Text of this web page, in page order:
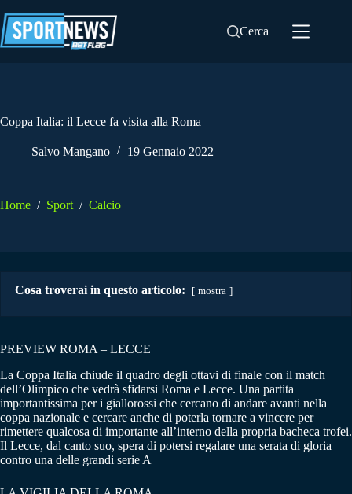
al
contenuto
Cerca
Coppa Italia: il Lecce fa visita alla Roma
Salvo Mangano 19 Gennaio 2022
Home / Sport / Calcio
Cosa troverai in questo articolo: mostra
PREVIEW ROMA – LECCE
La Coppa Italia chiude il quadro degli ottavi di finale con il match
dell’Olimpico che vedrà sfidarsi Roma e Lecce. Una partita
importantissima per i giallorossi che cercano di andare avanti nella
coppa nazionale e cercare anche di poterla tornare a vincere per
rimettere qualcosa di importante all’interno della propria bacheca trofei.
Il Lecce, dal canto suo, spera di potersi regalare una serata di gloria
contro una delle grandi serie A